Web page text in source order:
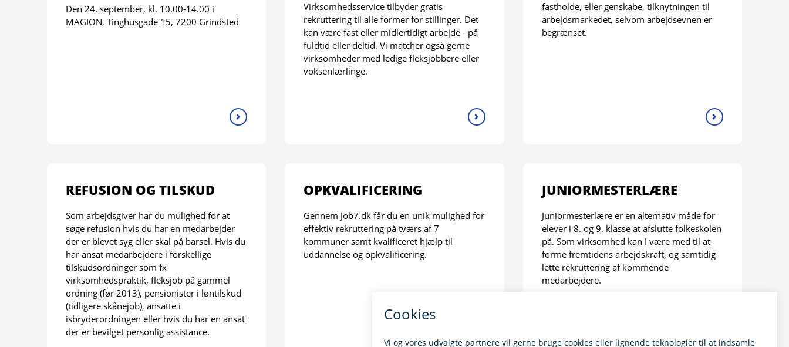
Den 24. september, kl. 10.00-14.00 i
MAGION, Tinghusgade 15, 7200 Grindsted
Virksomhedsservice tilbyder gratis
rekruttering til alle former for stillinger. Det
kan være fast eller midlertidigt arbejde - på
fuldtid eller deltid. Vi matcher også gerne
virksomheder med ledige fleksjobbere eller
voksenlærlinge.
fastholde, eller genskabe, tilknytningen til
arbejdsmarkedet, selvom arbejdsevnen er
begrænset.
REFUSION OG TILSKUD
Som arbejdsgiver har du mulighed for at
søge refusion hvis du har en medarbejder
der er blevet syg eller skal på barsel. Hvis du
har ansat medarbejdere i forskellige
tilskudsordninger som fx
virksomhedspraktik, fleksjob på gammel
ordning (før 2013), pensionister i løntilskud
(tidligere skånejob), ansatte i
isbryderordningen eller hvis du har en ansat
der er bevilget personlig assistance.
OPKVALIFICERING
Gennem Job7.dk får du en unik mulighed for
effektiv rekruttering på tværs af 7
kommuner samt kvalificeret hjælp til
uddannelse og opkvalificering.
JUNIORMESTERLÆRE
Juniormesterlære er en alternativ måde for
elever i 8. og 9. klasse at afslutte folkeskolen
på. Som virksomhed kan I være med til at
forme fremtidens arbejdskraft, og samtidig
lette rekruttering af kommende
medarbejdere.